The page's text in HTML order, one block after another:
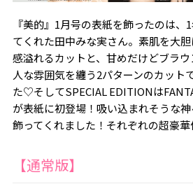
『美的』1月号の表紙を飾ったのは、
てくれた田中みな実さん。素肌を大
感溢れるカットと、甘めだけどブラ
人な雰囲気を纏う2パターンのカット
た♡そしてSPECIAL EDITIONは
が表紙に初登場！吸い込まれそうな
飾ってくれました！それぞれの超豪華
【通常版】